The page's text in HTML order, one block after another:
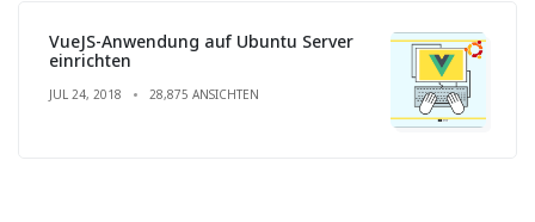
VueJS-Anwendung auf Ubuntu Server
einrichten
JUL 24, 2018 28,875 ANSICHTEN